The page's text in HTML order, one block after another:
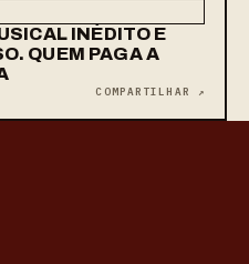
INÉDITO E
QUEM PAGA A
COMPARTILHAR ↗